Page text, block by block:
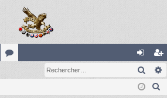
on
ne
ns
cri